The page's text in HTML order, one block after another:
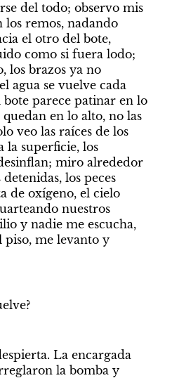
del todo; observo mis
los remos, nadando
el otro del bote,
como si fuera lodo;
los brazos ya no
agua se vuelve cada
bote parece patinar en lo
en lo alto, no las
veo las raíces de los
la superficie, los
miro alrededor
los peces
de oxígeno, el cielo
nuestros
y nadie me escucha,
piso, me levanto y
La encargada
la bomba y